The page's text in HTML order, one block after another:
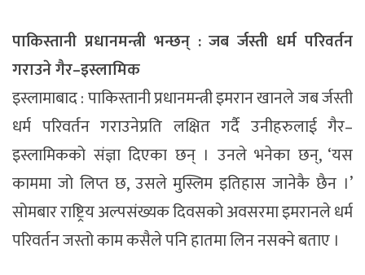
पाकिस्तानी प्रधानमन्त्री भन्छन् : जब र्जस्ती धर्म परिवर्तन
गराउने गैर–इस्लामिक
इस्लामाबाद : पाकिस्तानी प्रधानमन्त्री इमरान खानले जब र्जस्ती
धर्म परिवर्तन गराउनेप्रति लक्षित गर्दै उनीहरुलाई गैर–
इस्लामिकको संज्ञा दिएका छन् । उनले भनेका छन्, ‘यस
काममा जो लिप्त छ, उसले मुस्लिम इतिहास जानेकै छैन ।’
सोमबार राष्ट्रिय अल्पसंख्यक दिवसको अवसरमा इमरानले धर्म
परिवर्तन जस्तो काम कसैले पनि हातमा लिन नसक्ने बताए ।